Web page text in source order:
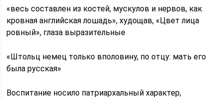
«весь составлен из костей, мускулов и нервов, как
кровная английская лошадь», худощав, «Цвет лица
ровный», глаза выразительные
«Штольц немец только вполовину, по отцу: мать его
была русская»
Воспитание носило патриархальный характер,